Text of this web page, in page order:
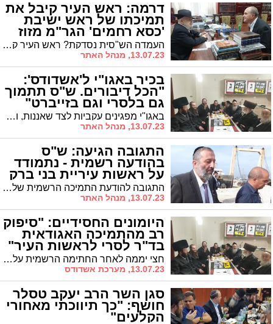
דרמה: ראש העיר קיבל את
תמיכתו של ראש ישיבת
'כסא רחמים' הגר"מ מזוז
העמדה הש"סית נסדקת? ראש העיר קיבל בשעה זו את תמיכתו וברכתו של ראש ישיבת 'כסא רחמים', הגר"מ מזוז שליט"א. הצפי: הודעת ש"ס על תמיכה בראש העיר תבוא בהמשך
13.07.23, מנהל האתר
בכיר באגו"י ל'אשדודס':
"הכל דיבורים. ש"ס תתמוך
גם בלסרי וגם בזייברט"
באגו"י מפגינים עקביות לצד שאננות, ושם מתייחסים בביטול ולא מתרגשים מההודעה שפורסמה לגבי הצבת מועמד ש"ס בבני ברק. בשיחה ל'אשדוד'ס' מבהיר בכיר באגו"י כי "הכל דיבורים. בסופו של דבר, ש"ס תתמוך אף היא בלסרי באשדוד וגם בבני ברק היא תתאחד מאחורי המועמד המוסכם של יהדות התורה" * ומה היו, אכן, הסיבות שהביאו את אגו"י להחלטה? * כל הפרטים
13.07.23, מנהל האתר
התגובה הגיעה: ש"ס
בהודעה רשמית - נתמודד
על ראשות עיריית בני ברק
התגובה להודעת התמיכה הרשמית של אגו"י בלסרי הגיעה במהירות האור: עם הפרסום הרשמי בבטאוני אגו"י מודיעה ש"ס והפעם רשמית - מריצים מועמד לראשות העיר בני ברק * מה המשמעות?
13.07.23, מנהל האתר
היומונים החסידיים: "סיפוק
רב מהתמיכה האגודאית
בד"ר לסרי לראשות העיר"
חצי יממה לאחר החתימה הרשמית על תמיכה בראש העיר ד"ר יחיאל לסרי, מדווחים הבוקר ביומונים החסידיים, 'המבשר' ו'המודיע', על החתימה ומביעים קורת רוח על המהלך
13.07.23, מערכת אשדודס
סגן השר הרב יעקב טסלר
חושף: "כך תיווכתי מאחורי
הקלעים"